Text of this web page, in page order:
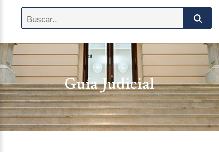
Guía Judicial